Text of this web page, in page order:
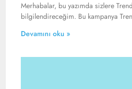
Merhabalar, bu yazımda sizlere
bilgilendireceğim. Bu kampanya
Devamını oku »